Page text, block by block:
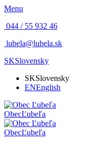
Menu
044 / 55 932 46
lubela@lubela.sk
SKSlovensky
SKSlovensky
ENEnglish
ObecĽubeľa
ObecĽubeľa